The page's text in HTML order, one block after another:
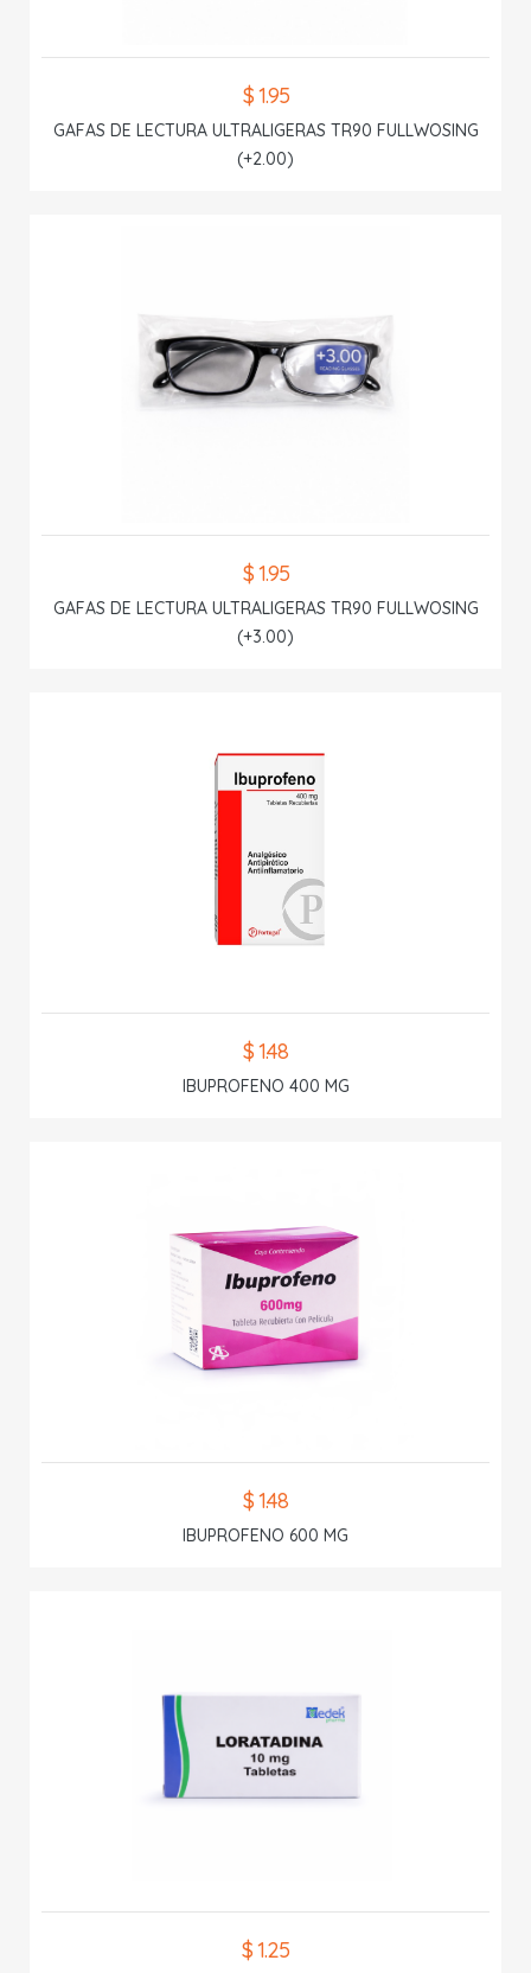
$ 1.95
GAFAS DE LECTURA ULTRALIGERAS TR90 FULLWOSING
(+2.00)
$ 1.95
GAFAS DE LECTURA ULTRALIGERAS TR90 FULLWOSING
(+3.00)
$ 1.48
IBUPROFENO 400 MG
$ 1.48
IBUPROFENO 600 MG
$ 1.25